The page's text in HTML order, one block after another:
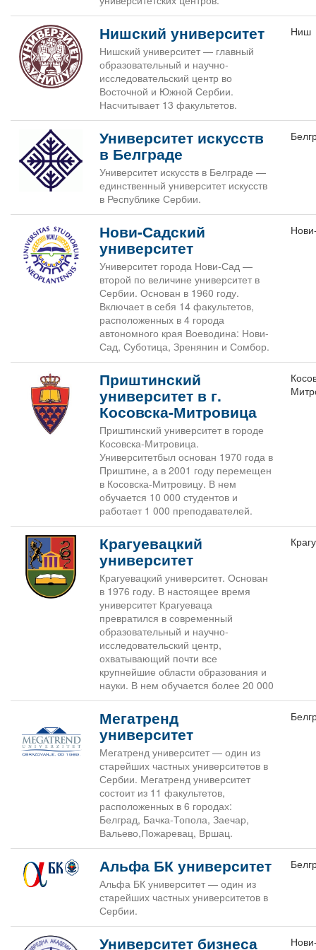
Нишский университет
Нишский университет — главный
образовательный и научно-
исследовательский центр во
Восточной и Южной Сербии.
Насчитывает 13 факультетов.
Ниш
Университет искусств
в Белграде
Университет искусств в Белграде —
единственный университет искусств
в Республике Сербии.
Нови-Садский
университет
Университет города Нови-Сад —
второй по величине университет в
Сербии. Основан в 1960 году.
Включает в себя 14 факультетов,
расположенных в 4 города
автономного края Воеводина: Нови-
Сад, Суботица, Зренянин и Сомбор.
Приштинский
университет в г.
Косовска-Митровица
Приштинский университет в городе
Косовска-Митровица.
Университетбыл основан 1970 года в
Приштине, а в 2001 году перемещен
в Косовска-Митровицу. В нем
обучается 10 000 студентов и
работает 1 000 преподавателей.
Крагуевацкий
университет
Крагуевацкий университет. Основан
в 1976 году. В настоящее время
университет Крагуеваца
превратился в современный
образовательный и научно-
исследовательский центр,
охватывающий почти все
крупнейшие области образования и
науки. В нем обучается более 20 000
Мегатренд
университет
Мегатренд университет — один из
старейших частных университетов в
Сербии. Мегатренд университет
состоит из 11 факультетов,
расположенных в 6 городах:
Белград, Бачка-Топола, Заечар,
Вальево,Пожаревац, Вршац.
Альфа БК университет
Альфа БК университет — один из
старейших частных университетов в
Сербии.
Университет бизнеса